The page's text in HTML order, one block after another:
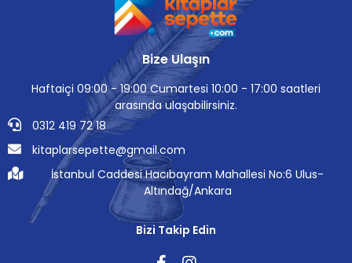
Bize Ulaşın
Haftaiçi 09:00 - 19:00 Cumartesi 10:00 - 17:00 saatleri
arasında ulaşabilirsiniz.
0312 419 72 18
kitaplarsepette@gmail.com
İstanbul Caddesi Hacıbayram Mahallesi No:6 Ulus-
Altındağ/Ankara
Bizi Takip Edin